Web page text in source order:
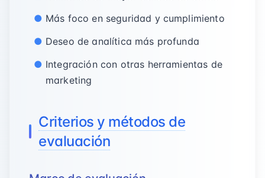
Más foco en seguridad y cumplimiento
Deseo de analítica más profunda
Integración con otras herramientas de
marketing
Criterios y métodos de
evaluación